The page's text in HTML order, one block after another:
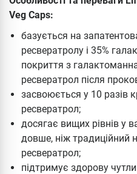
Veg Caps:
базується на
ресвератролу і 35%
покриття з
ресвератрол після
засвоюється у 10 разів
ресвератрол;
досягає вищих рівнів у
довше, ніж традиційний
ресвератрол;
підтримує здорову